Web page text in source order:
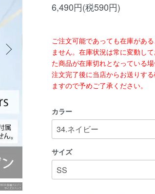
6,490円(税590円)
ご注文可能であっても在庫があ
ません。在庫状況は常に変動し
た商品が在庫切れとなっている
注文完了後に当店からお送りす
ますので予めご了承ください。
カラー
サイズ